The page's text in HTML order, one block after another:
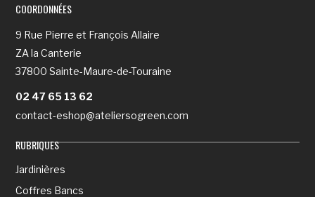
COORDONNÉES
9 Rue Pierre et François Allaire
ZA la Canterie
37800 Sainte-Maure-de-Touraine
02 47 65 13 62
contact-eshop@ateliersogreen.com
RUBRIQUES
Jardinières
Coffres Bancs